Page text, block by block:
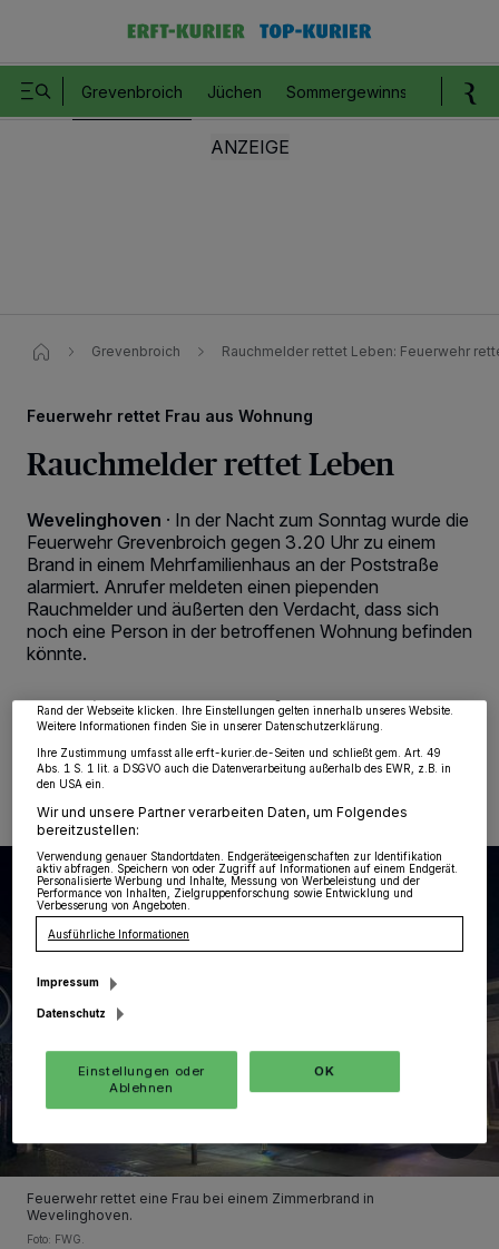
Grevenbroich Jüchen Sommergewinnspiel
Grevenbroich Rauchmelder rettet Leben: Feuerwehr
Feuerwehr rettet Frau aus Wohnung
Rauchmelder rettet Leben
Wevelinghoven · In der Nacht zum Sonntag wurde die
Feuerwehr Grevenbroich gegen 3.20 Uhr zu einem
Brand in einem Mehrfamilienhaus an der Poststraße
alarmiert. Anrufer meldeten einen piependen
Rauchmelder und äußerten den Verdacht, dass sich
noch eine Person in der betroffenen Wohnung befinden
könnte.
06.10.2025 , 11:12 Uhr Eine Minute Lesezeit
Feuerwehr rettet eine Frau bei einem Zimmerbrand in
Wevelinghoven.
Foto: FWG.
Wir und unsere218-Partner speichern und greifen auf personenbezogene Daten
wie Browserdaten oder eindeutige Kennungen auf Ihrem Gerät zu. Durch Auswahl
von OK aktivieren Sie Tracking-Technologien für die unter „Wir und unsere
Partner verarbeiten Daten, um Ihnen Dienste bereitzustellen“ aufgeführten
Zwecke. Wenn Tracker deaktiviert sind, sind manche Inhalte und Anzeigen
möglicherweise nicht mehr so relevant für Sie. Sie können dieses Menü jederzeit
Rand der Webseite klicken. Ihre Einstellungen gelten innerhalb unseres Website.
Weitere Informationen finden Sie in unserer Datenschutzerklärung.
Ihre Zustimmung umfasst alle erft-kurier.de-Seiten und schließt gem. Art. 49
Abs. 1 S. 1 lit. a DSGVO auch die Datenverarbeitung außerhalb des EWR, z.B. in
den USA ein.
Wir und unsere Partner verarbeiten Daten, um Folgendes
bereitzustellen:
Verwendung genauer Standortdaten. Endgeräteeigenschaften zur Identifikation
aktiv abfragen. Speichern von oder Zugriff auf Informationen auf einem Endgerät.
Personalisierte Werbung und Inhalte, Messung von Werbeleistung und der
Performance von Inhalten, Zielgruppenforschung sowie Entwicklung und
Verbesserung von Angeboten.
Ausführliche Informationen
Impressum
Datenschutz
Einstellungen oder
Ablehnen
OK